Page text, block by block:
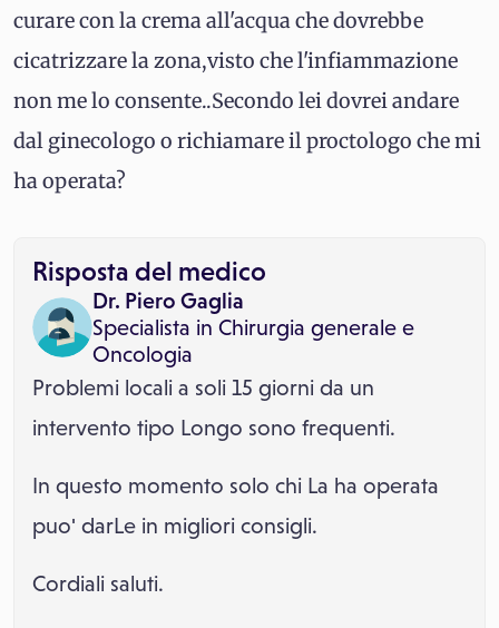
curare con la crema all'acqua che dovrebbe
cicatrizzare la zona,visto che l'infiammazione
non me lo consente..Secondo lei dovrei andare
dal ginecologo o richiamare il proctologo che mi
ha operata?
Risposta del medico
Dr. Piero Gaglia
Specialista in Chirurgia generale e
Oncologia
Problemi locali a soli 15 giorni da un
intervento tipo Longo sono frequenti.
In questo momento solo chi La ha operata
puo' darLe in migliori consigli.
Cordiali saluti.